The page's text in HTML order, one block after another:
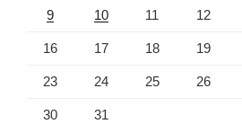
9 10 11 12
16 17 18 19
23 24 25 26
30 31